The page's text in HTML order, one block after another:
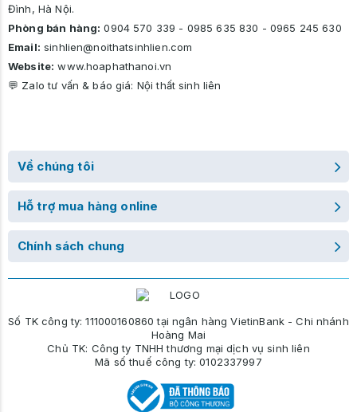
Đình, Hà Nội.
Phòng bán hàng: 0904 570 339 - 0985 635 830 - 0965 245 630
Email: sinhlien@noithatsinhlien.com
Website: www.hoaphathanoi.vn
💬 Zalo tư vấn & báo giá: Nội thất sinh liên
Về chúng tôi
Hỗ trợ mua hàng online
Chính sách chung
Số TK công ty: 111000160860 tại ngân hàng VietinBank - Chi nhánh
Hoàng Mai
Chủ TK: Công ty TNHH thương mại dịch vụ sinh liên
Mã số thuế công ty: 0102337997